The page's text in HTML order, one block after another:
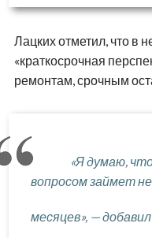
Лацких отметил, что в
«краткосрочная
ремонтам, срочным
«Я думаю,
вопросом займет
месяцев», —